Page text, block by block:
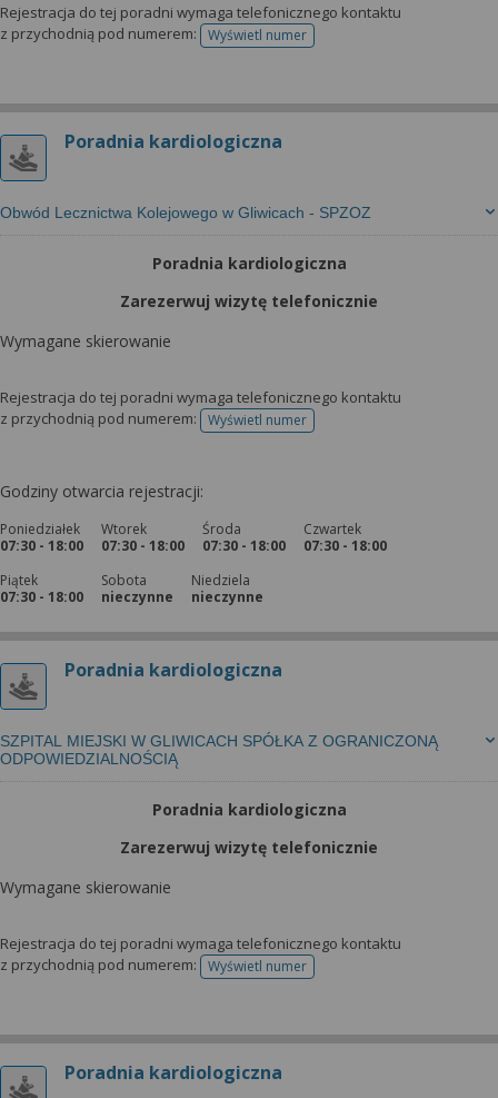
Rejestracja do tej poradni wymaga telefonicznego kontaktu
z przychodnią pod numerem:
Wyświetl numertelefonu do rejestracji
Poradnia kardiologiczna
Obwód Lecznictwa Kolejowego w Gliwicach - SPZOZ
Poradnia kardiologiczna
Zarezerwuj wizytę telefonicznie
Wymagane skierowanie
Rejestracja do tej poradni wymaga telefonicznego kontaktu
z przychodnią pod numerem:
Wyświetl numertelefonu do rejestracji
Godziny otwarcia rejestracji:
Poniedziałek
07:30 - 18:00
Wtorek
07:30 - 18:00
Środa
07:30 - 18:00
Czwartek
07:30 - 18:00
Piątek
07:30 - 18:00
Sobota
nieczynne
Niedziela
nieczynne
Poradnia kardiologiczna
SZPITAL MIEJSKI W GLIWICACH SPÓŁKA Z OGRANICZONĄ
ODPOWIEDZIALNOŚCIĄ
Poradnia kardiologiczna
Zarezerwuj wizytę telefonicznie
Wymagane skierowanie
Rejestracja do tej poradni wymaga telefonicznego kontaktu
z przychodnią pod numerem:
Wyświetl numertelefonu do rejestracji
Poradnia kardiologiczna